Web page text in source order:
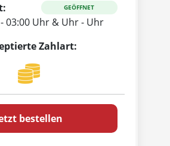
GEÖFFNET
03:00 Uhr & Uhr - Uhr
Zahlart:
bestellen